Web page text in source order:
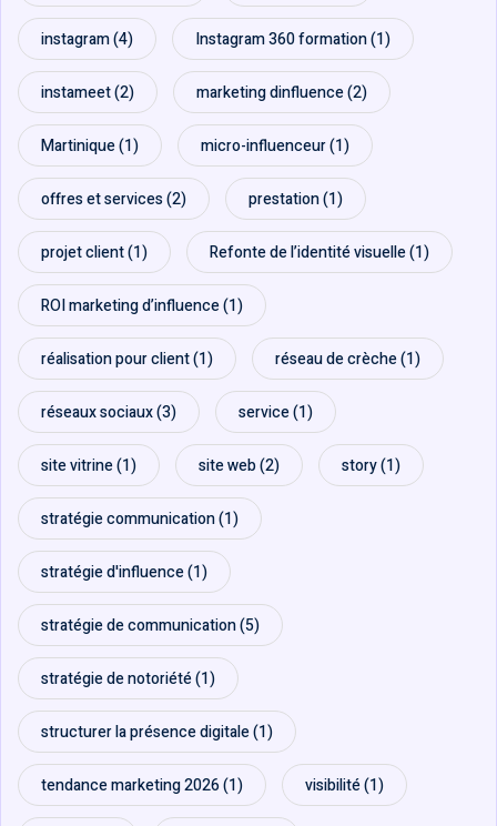
instagram(4) Instagram 360 formation(1)
instameet(2) marketing dinfluence(2)
Martinique(1) micro-influenceur(1)
offres et services(2) prestation(1)
projet client(1) Refonte de l’identité visuelle(1)
ROI marketing d’influence(1)
réalisation pour client(1) réseau de crèche(1)
réseaux sociaux(3) service(1)
site vitrine(1) site web(2) story(1)
stratégie communication(1)
stratégie d'influence(1)
stratégie de communication(5)
stratégie de notoriété(1)
structurer la présence digitale(1)
tendance marketing 2026(1) visibilité(1)